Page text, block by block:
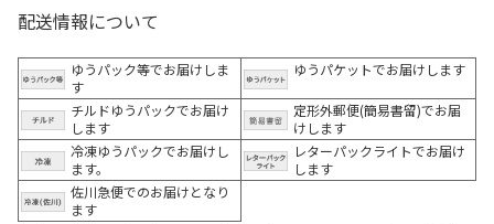
配送情報について
ゆうパック等でお届けしま
す
ゆうパケットでお届けします
チルドゆうパックでお届け
します
定形外郵便(簡易書留)でお届
けします
冷凍ゆうパックでお届けし
ます。
レターパックライトでお届け
します
佐川急便でのお届けとなり
ます